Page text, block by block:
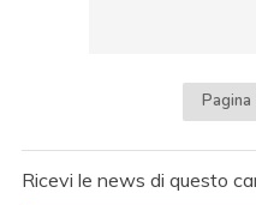
Pagina
Ricevi le news di questo